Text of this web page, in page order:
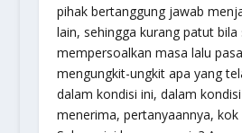
pihak bertanggung jawab
lain, sehingga kurang patut bila
mempersoalkan masa lalu
mengungkit-ungkit apa yang
dalam kondisi ini, dalam
menerima, pertanyaannya, kok